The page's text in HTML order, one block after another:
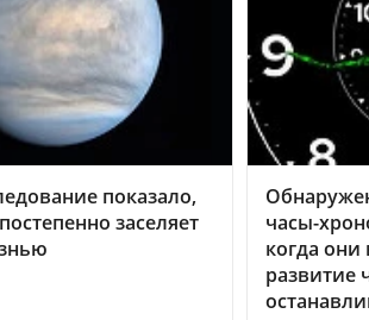
показало,
заселяет
часы-
когда они
развитие